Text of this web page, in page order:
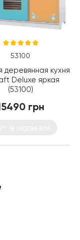
53100
деревянная кухня
Deluxe яркая
(53100)
грн